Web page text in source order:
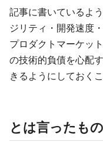
記事に書いているよ
ジリティ・開発速度
プロダクトマーケッ
の技術的負債を心配
きるようにしておく
とは言ったも